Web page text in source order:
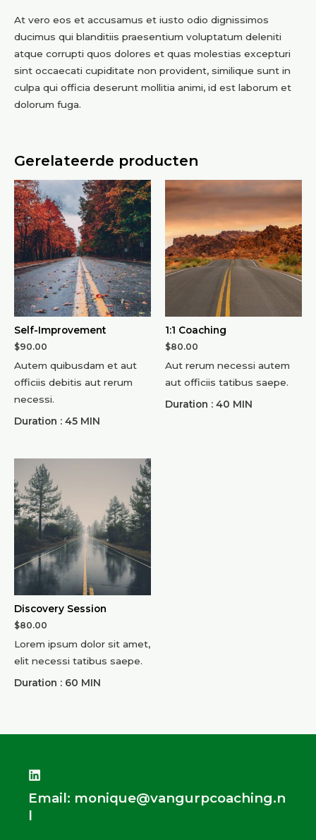
At vero eos et accusamus et iusto odio dignissimos
ducimus qui blanditiis praesentium voluptatum deleniti
atque corrupti quos dolores et quas molestias excepturi
sint occaecati cupiditate non provident, similique sunt in
culpa qui officia deserunt mollitia animi, id est laborum et
dolorum fuga.
Gerelateerde producten
Self-Improvement
$90.00
Autem quibusdam et aut
officiis debitis aut rerum
necessi.
Duration : 45 MIN
1:1 Coaching
$80.00
Aut rerum necessi autem
aut officiis tatibus saepe.
Duration : 40 MIN
Discovery Session
$80.00
Lorem ipsum dolor sit amet,
elit necessi tatibus saepe.
Duration : 60 MIN
Email: monique@vangurpcoaching.n
l